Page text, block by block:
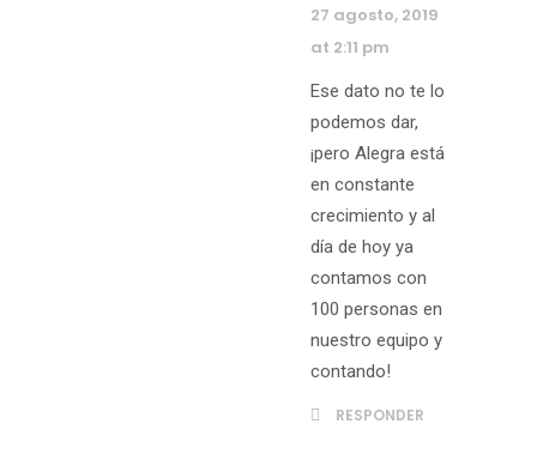
27 agosto, 2019
at 2:11 pm
Ese dato no te lo
podemos dar,
¡pero Alegra está
en constante
crecimiento y al
día de hoy ya
contamos con
100 personas en
nuestro equipo y
contando!
RESPONDER